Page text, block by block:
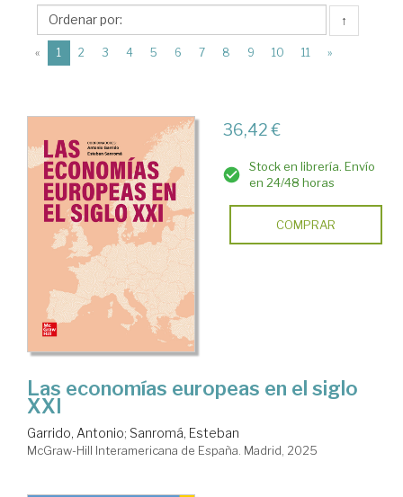
internacionales
>
Unión
↑
« 1 (current)
2 3 4 5 6 7 8 9 10 11 »
36,42 €
Stock en librería. Envío
en 24/48 horas
COMPRAR
Las economías europeas en el siglo
XXI
Garrido, Antonio; Sanromá, Esteban
McGraw-Hill Interamericana de España. Madrid, 2025